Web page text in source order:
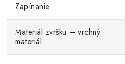
Zapínanie
Materiál zvršku – vrchný
materiál